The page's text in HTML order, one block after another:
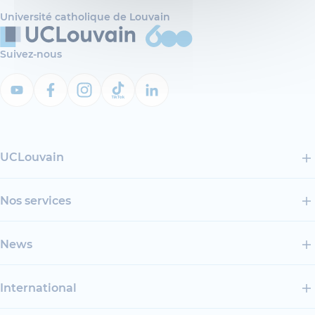
Université catholique de Louvain
Suivez-nous
UCLouvain
Nos services
News
International